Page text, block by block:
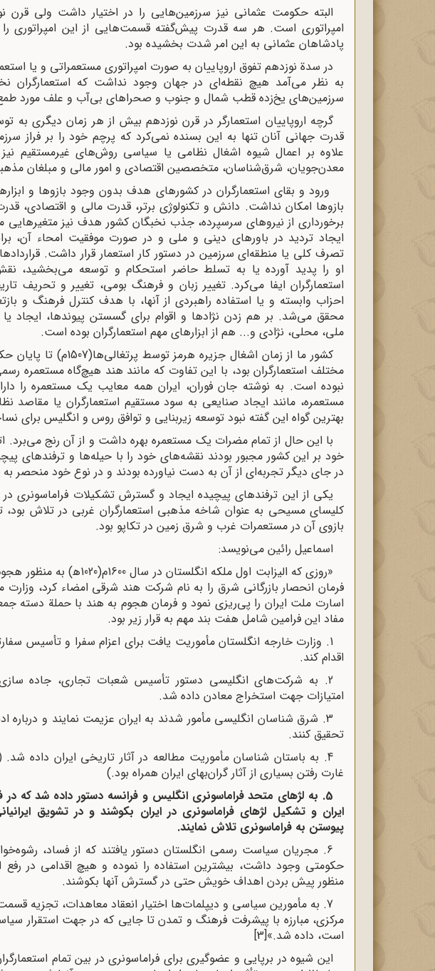
البته حکومت عثمانی نیز سرزمین‌هایی را در اختیار داشت ولی
امپراتوری است. هر سه قدرت پیش‌گفته قسمت‌هایی از این امپراتوری
پادشاهان عثمانی به این امر شدت بخشیده بود.
در سدة نوزدهم تفوق اروپاییان به صورت امپراتوری مستعمراتی و یا
به نظر می‌آمد هیچ نقطه‌ای در جهان وجود نداشت که استعمارگران
سرزمین‌های یخ‌زده قطب شمال و جنوب و صحراهای بی‌آب و علف مورد طمع
گرچه اروپاییان استعمارگر در قرن نوزدهم بیش از هر زمان دیگری به
قدرت جهانی آنان تنها به این بسنده نمی‌کرد که پرچم خود را بر فراز
علاوه بر اعمال شیوه اشغال نظامی یا سیاسی روش‌های غیرمستقیم نیز
معدن‌جویان، شرق‌شناسان، متخصصین اقتصادی و امور مالی و مبلغان
ورود و بقای استعمارگران در کشورهای هدف بدون وجود بازوها و
بازوها امکان نداشت. دانش و تکنولوژی برتر، قدرت مالی و اقتصادی،
برخورداری از نیروهای سرسپرده، جذب نخبگان کشور هدف نیز متغیرهایی
ایجاد تردید در باورهای دینی و ملی و در صورت موفقیت امحاء آن،
تصرف کلی یا منطقه‌ای سرزمین در دستور کار استعمار قرار داشت.
او را پدید آورده یا به تسلط حاضر استحکام و توسعه می‌بخشید،
استعمارگران ایفا می‌کرد. تغییر زبان و فرهنگ بومی، تغییر و تحریف
احزاب وابسته و یا استفاده راهبردی از آنها، با هدف کنترل فرهنگ و
محقق می‌شد. بر هم زدن نژادها و اقوام برای گسستن پیوندها، ایجاد
ملی، محلی، نژادی و... هم از ابزارهای مهم استعمارگران بوده است.
کشور ما از زمان اشغال
مختلف استعمارگران بود، با این تفاوت که مانند هند هیچ‌گاه مستعمره
نبوده است. به نوشته جان فوران، ایران همه معایب یک مستعمره را
مستعمره، مانند ایجاد صنایعی به سود مستقیم استعمارگران یا مقاصد
بهترین گواه این گفته نبود توسعه زیربنایی و توافق روس و انگلیس برای
با این حال از تمام مضرات یک مستعمره بهره داشت و از آن رنج می‌برد.
خود بر این کشور مجبور بودند نقشه‌های خود را با حیله‌ها و ترفندهای
در جای دیگر تجربه‌ای از آن به دست نیاورده بودند و در نوع خود منحصر
یکی از این ترفندهای پیچیده ایجاد و گسترش تشکیلات فراماسونری
کلیسای مسیحی به عنوان شاخه مذهبی استعمارگران غربی در تلاش بود،
بازوی آن در مستعمرات غرب و شرق زمین در تکاپو بود.
اسماعیل رائین می‌نویسد:
«روزی که الیزابت اول ملکه
فرمان انحصار بازرگانی شرق را به نام شرکت هند شرقی امضاء کرد،
اسارت ملت ایران را پی‌ریزی نمود و فرمان هجوم به هند با حملة دسته
مفاد این فرامین شامل هفت بند مهم به قرار زیر بود.
1. وزارت خارجه انگلستان مأموریت یافت برای اعزام سفرا و تأسیس
اقدام کند.
2. به شرکت‌های انگلیسی دستور تأسیس شعبات تجاری، جاده
امتیازات جهت استخراج معادن داده شد.
3. شرق ‌شناسان انگلیسی مأمور شدند به ایران عزیمت نمایند و درباره
تحقیق کنند.
4. به باستان ‌شناسان مأموریت مطالعه در آثار تاریخی ایران داده
غارت رفتن بسیاری از آثار گران‌بهای ایران همراه بود.)
5. به لژهای متحد فراماسونری انگلیس و فرانسه دستور داده شد که در
ایران و تشکیل لژهای فراماسونری در ایران بکوشند و در تشویق
پیوستن به فراماسونری تلاش نمایند.
6. مجریان سیاست رسمی انگلستان دستور یافتند که از فساد،
حکومتی وجود داشت، بیشترین استفاده را نموده و هیچ اقدامی در رفع
منظور پیش بردن اهداف خویش حتی در گسترش آنها بکوشند.
7. به مأمورین سیاسی و دیپلمات‌ها اختیار انعقاد معاهدات، تجزیه
مرکزی، مبارزه با پیشرفت فرهنگ و تمدن تا جایی که در جهت استقرار
است، داده شد.»[3]
این شیوه در برپایی و عضوگیری برای فراماسونری در بین تمام